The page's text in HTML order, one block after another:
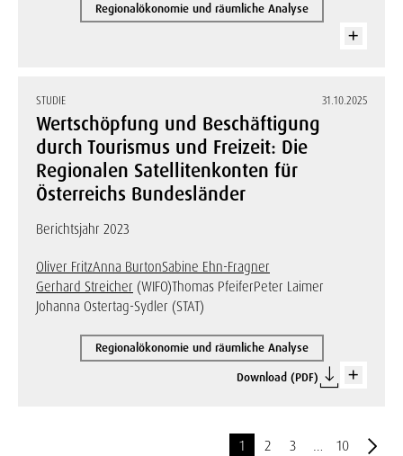
Regionalökonomie und räumliche Analyse
STUDIE 31.10.2025
Wertschöpfung und Beschäftigung
durch Tourismus und Freizeit: Die
Regionalen Satellitenkonten für
Österreichs Bundesländer
Berichtsjahr 2023
Oliver FritzAnna BurtonSabine Ehn-Fragner
Gerhard Streicher (WIFO)Thomas PfeiferPeter Laimer
Johanna Ostertag-Sydler (STAT)
Regionalökonomie und räumliche Analyse
Download (PDF)
1 2 3 … 10